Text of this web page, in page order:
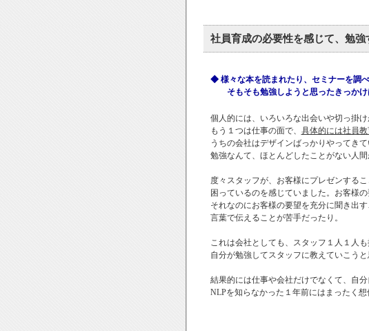
社員育成の必要性を感じて、勉
◆ 様々な本を読まれたり、セミナーを調
そもそも勉強しようと思ったきっかけ
個人的には、いろいろな出会いや切っ掛け
もう１つは仕事の面で、 具体的には社員教
うちの会社はデザインばっかりやってき
勉強なんて、ほとんどしたことがない人間
度々スタッフが、お客様にプレゼンする
困っているのを感じていました。お客様
それなのにお客様の要望を充分に聞き出
言葉で伝えることが苦手だったり。
これは会社としても、スタッフ１人１人も
自分が勉強してスタッフに教えていこうと
結果的には仕事や会社だけでなくて、自
NLPを知らなかった１年前にはまったく想